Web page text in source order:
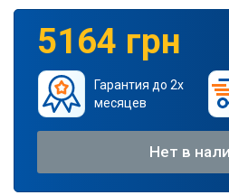
5164 грн
Гарантия до 2х
месяцев
Нет в